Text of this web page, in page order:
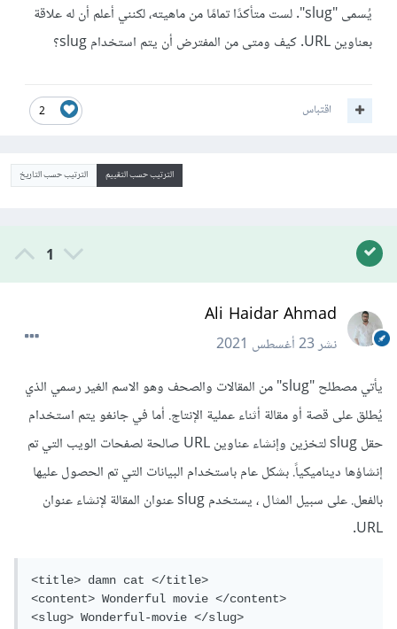
يُسمى "slug". لست متأكدًا تمامًا من ماهيته، لكنني أعلم أن له علاقة
بعناوين URL. كيف ومتى من المفترض أن يتم استخدام slug؟
2 اقتباس
الترتيب حسب التقييم الترتيب حسب التاريخ
1
Ali Haidar Ahmad
نشر23 أغسطس 2021
يأتي مصطلح "slug" من المقالات والصحف وهو الاسم الغير رسمي الذي
يُطلق على قصة أو مقالة أثناء عملية الإنتاج. أما في جانغو يتم استخدام
حقل slug لتخزين وإنشاء عناوين URL صالحة لصفحات الويب التي تم
إنشاؤها ديناميكياً. بشكل عام باستخدام البيانات التي تم الحصول عليها
بالفعل. على سبيل المثال ، يستخدم slug عنوان المقالة لإنشاء عنوان
URL.
<title> damn cat </title>
<content> Wonderful movie </content>
<slug> Wonderful-movie </slug>